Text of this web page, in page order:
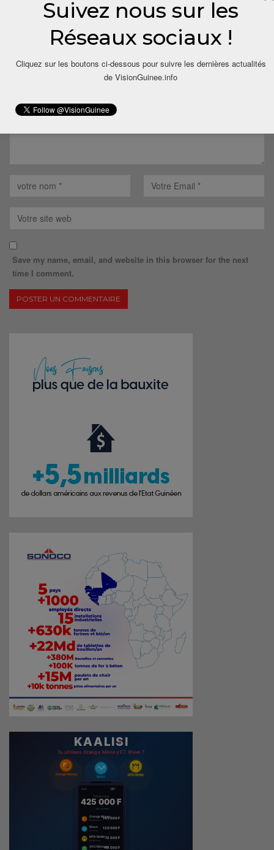
LAISSER UN COMMENTAIRE
Save my name, email, and website in this browser for the next
time I comment.
Suivez nous sur les
Réseaux sociaux !
Cliquez sur les boutons ci-dessous pour suivre les dernières actualités
de VisionGuinee.info